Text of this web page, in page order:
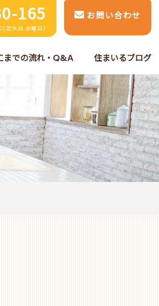
165
定休日 水曜日)
お問い合わせ
までの流れ・Q&A 住まいるブログ